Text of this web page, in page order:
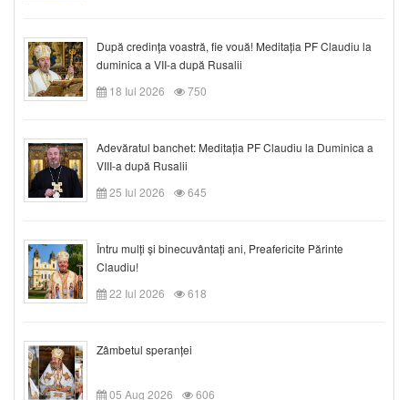
După credinţa voastră, fie vouă! Meditația PF Claudiu la
duminica a VII-a după Rusalii
18 Iul 2026
750
Adevăratul banchet: Meditația PF Claudiu la Duminica a
VIII-a după Rusalii
25 Iul 2026
645
Întru mulți și binecuvântați ani, Preafericite Părinte
Claudiu!
22 Iul 2026
618
Zâmbetul speranței
05 Aug 2026 606